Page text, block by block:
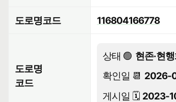
도로명코드 116804166778
도로명
코드
상태 🟢 현존·현
확인일 📆 2026-
게시일 🗓️ 2023-